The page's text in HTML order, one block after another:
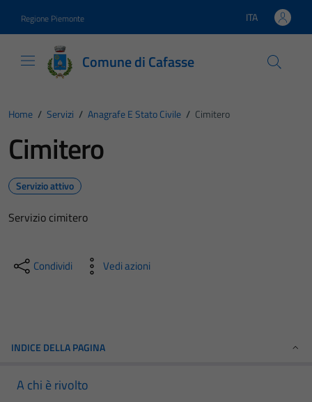
Regione Piemonte Lingua attiva:
ITA
Comune di Cafasse
Home / Servizi / Anagrafe E Stato Civile / Cimitero
Cimitero
Servizio attivo
Servizio cimitero
Condividi Vedi azioni
INDICE DELLA PAGINA
A chi è rivolto